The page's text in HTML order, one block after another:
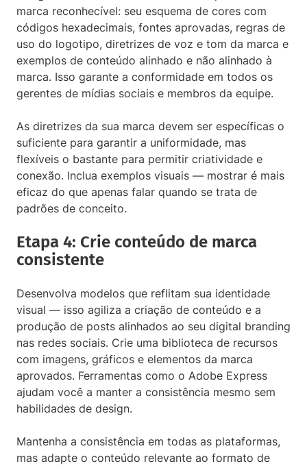
marca reconhecível: seu esquema de cores com
códigos hexadecimais, fontes aprovadas, regras de
uso do logotipo, diretrizes de voz e tom da marca e
exemplos de conteúdo alinhado e não alinhado à
marca. Isso garante a conformidade em todos os
gerentes de mídias sociais e membros da equipe.
As diretrizes da sua marca devem ser específicas o
suficiente para garantir a uniformidade, mas
flexíveis o bastante para permitir criatividade e
conexão. Inclua exemplos visuais — mostrar é mais
eficaz do que apenas falar quando se trata de
padrões de conceito.
Etapa 4: Crie conteúdo de marca
consistente
Desenvolva modelos que reflitam sua identidade
visual — isso agiliza a criação de conteúdo e a
produção de posts alinhados ao seu digital branding
nas redes sociais. Crie uma biblioteca de recursos
com imagens, gráficos e elementos da marca
aprovados. Ferramentas como o Adobe Express
ajudam você a manter a consistência mesmo sem
habilidades de design.
Mantenha a consistência em todas as plataformas,
mas adapte o conteúdo relevante ao formato de